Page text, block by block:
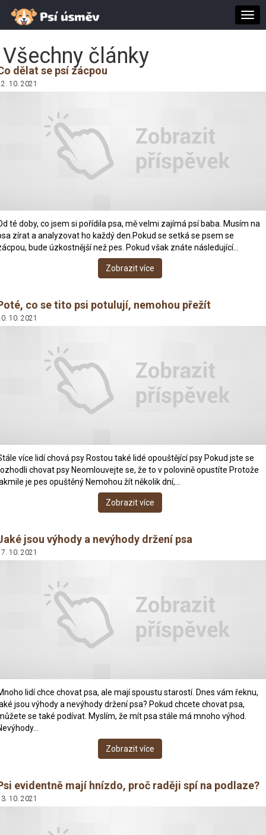
Všechny články
dělat se psí zácpou
10. 2021
té doby, co jsem si pořídila psa, mě velmi zajímá psí baba. Musím na
zírat a analyzovat ho každý den.Pokud se setká se psem se
bude úzkostnější než pes. Pokud však znáte následující…
Zobrazit více
co se tito psi potulují, nemohou přežít
10. 2021
více lidí chová psy Rostou také lidé opouštějící psy Pokud jste se
chovat psy Neomlouvejte se, že to v polovině opustíte Protože
je pes opuštěný Nemohou žít několik dní,…
Zobrazit více
jsou výhody a nevýhody držení psa
10. 2021
lidí chce chovat psa, ale mají spoustu starostí. Dnes vám řeknu,
jsou výhody a nevýhody držení psa? Pokud chcete chovat psa,
se také podívat. Myslím, že mít psa stále má mnoho výhod.
Zobrazit více
evidentně mají hnízdo, proč raději spí na podlaze?
10. 2021